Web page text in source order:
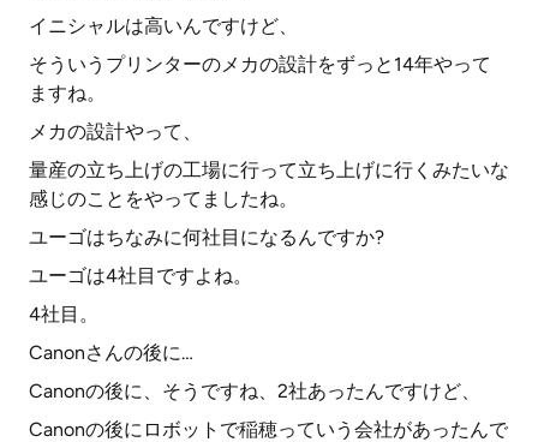
イニシャルは高いんですけど、
そういうプリンターのメカの設計をずっと14年やって
ますね。
メカの設計やって、
量産の立ち上げの工場に行って立ち上げに行くみたいな
感じのことをやってましたね。
ユーゴはちなみに何社目になるんですか?
ユーゴは4社目ですよね。
4社目。
Canonさんの後に…
Canonの後に、そうですね、2社あったんですけど、
Canonの後にロボットで稲穂っていう会社があったんで